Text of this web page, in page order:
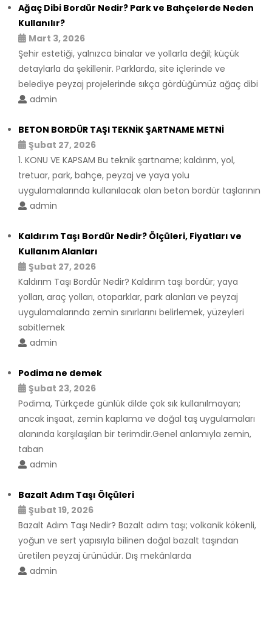
Ağaç Dibi Bordür Nedir? Park ve Bahçelerde Neden
Kullanılır?
Mart 3, 2026
Şehir estetiği, yalnızca binalar ve yollarla değil; küçük
detaylarla da şekillenir. Parklarda, site içlerinde ve
belediye peyzaj projelerinde sıkça gördüğümüz ağaç dibi
admin
BETON BORDÜR TAŞI TEKNİK ŞARTNAME METNİ
Şubat 27, 2026
1. KONU VE KAPSAM Bu teknik şartname; kaldırım, yol,
tretuar, park, bahçe, peyzaj ve yaya yolu
uygulamalarında kullanılacak olan beton bordür taşlarının
admin
Kaldırım Taşı Bordür Nedir? Ölçüleri, Fiyatları ve
Kullanım Alanları
Şubat 27, 2026
Kaldırım Taşı Bordür Nedir? Kaldırım taşı bordür; yaya
yolları, araç yolları, otoparklar, park alanları ve peyzaj
uygulamalarında zemin sınırlarını belirlemek, yüzeyleri
sabitlemek
admin
Podima ne demek
Şubat 23, 2026
Podima, Türkçede günlük dilde çok sık kullanılmayan;
ancak inşaat, zemin kaplama ve doğal taş uygulamaları
alanında karşılaşılan bir terimdir.Genel anlamıyla zemin,
taban
admin
Bazalt Adım Taşı Ölçüleri
Şubat 19, 2026
Bazalt Adım Taşı Nedir? Bazalt adım taşı; volkanik kökenli,
yoğun ve sert yapısıyla bilinen doğal bazalt taşından
üretilen peyzaj ürünüdür. Dış mekânlarda
admin